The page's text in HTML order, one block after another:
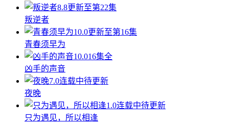
8.8更新至第22集
叛逆者
10.0更新至第16集
青春须早为
10.016集全
凶手的声音
7.0连载中待更新
夜晚
1.0连载中待更新
只为遇见，所以相逢